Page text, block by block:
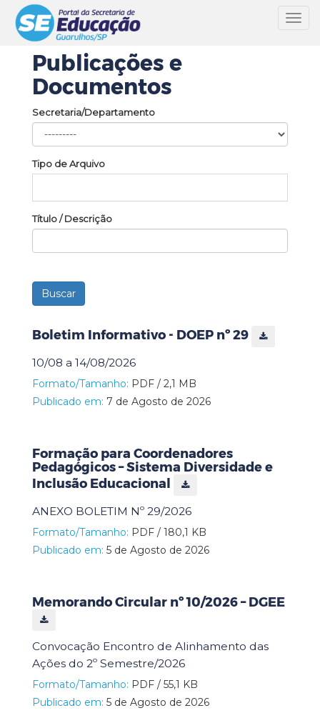
Publicações e
Documentos
Secretaria/Departamento
Tipo de Arquivo
Título / Descrição
Boletim Informativo - DOEP nº 29
10/08 a 14/08/2026
Formato/Tamanho: PDF / 2,1 MB
Publicado em: 7 de Agosto de 2026
Formação para Coordenadores
Pedagógicos – Sistema Diversidade e
Inclusão Educacional
ANEXO BOLETIM Nº 29/2026
Formato/Tamanho: PDF / 180,1 KB
Publicado em: 5 de Agosto de 2026
Memorando Circular nº 10/2026 – DGEE
Convocação Encontro de Alinhamento das
Ações do 2º Semestre/2026
Formato/Tamanho: PDF / 55,1 KB
Publicado em: 5 de Agosto de 2026